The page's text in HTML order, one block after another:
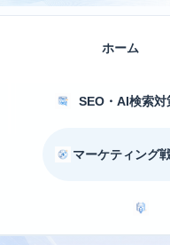
ホーム
SEO・AI検索対
マーケティング